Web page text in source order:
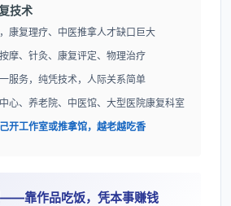
技术
康复理疗、中医推拿人才缺口巨大
摩、针灸、康复评定、物理治疗
服务，纯凭技术，人际关系简单
心、养老院、中医馆、大型医院康复科室
开工作室或推拿馆，越老越吃香
靠作品吃饭，凭本事赚钱